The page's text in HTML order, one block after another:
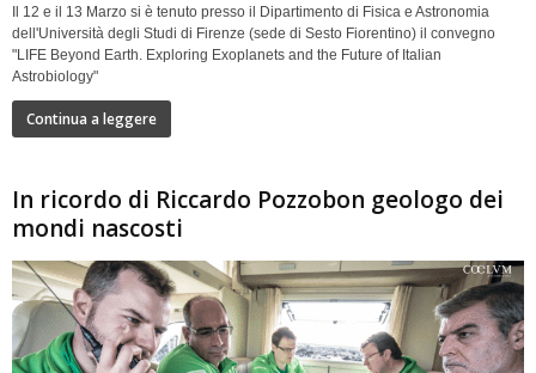
Il 12 e il 13 Marzo si è tenuto presso il Dipartimento di Fisica e Astronomia
dell'Università degli Studi di Firenze (sede di Sesto Fiorentino) il convegno
"LIFE Beyond Earth. Exploring Exoplanets and the Future of Italian
Astrobiology"
Continua a leggere
In ricordo di Riccardo Pozzobon geologo dei
mondi nascosti